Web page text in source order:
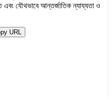
এবং যৌথভাবে আন্তর্জাতিক ন্যায্যতা ও
URL